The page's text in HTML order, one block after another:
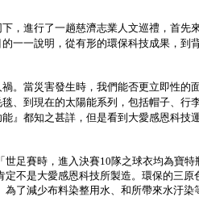
，進行了一趟慈濟志業人文巡禮，首先
一一說明，從有形的環保科技成果，
。當災害發生時，我們能否更立即性的
、到現在的太陽能系列，包括帽子、
』都知之甚詳，但是看到大愛感恩科技
世足賽時，進入決賽10隊之球衣均為寶
不是大愛感恩科技所製造。環保的三
為了減少布料染整用水、和所帶來水汙